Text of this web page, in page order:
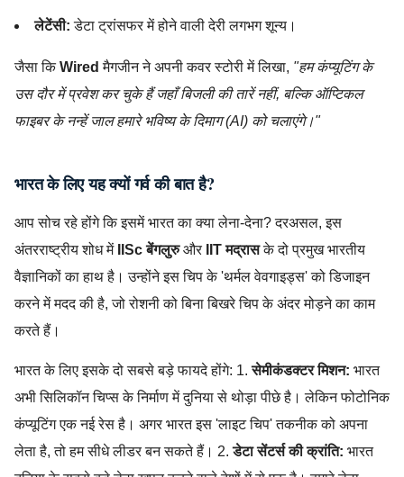
लेटेंसी: डेटा ट्रांसफर में होने वाली देरी लगभग शून्य।
जैसा किWired मैगजीन ने अपनी कवर स्टोरी में लिखा, "हम कंप्यूटिंग के
उस दौर में प्रवेश कर चुके हैं जहाँ बिजली की तारें नहीं, बल्कि ऑप्टिकल
फाइबर के नन्हें जाल हमारे भविष्य के दिमाग (AI) को चलाएंगे।"
भारत के लिए यह क्यों गर्व की बात है?
आप सोच रहे होंगे कि इसमें भारत का क्या लेना-देना? दरअसल, इस
अंतरराष्ट्रीय शोध में
IISc बेंगलुरुऔर IIT मद्रासके दो प्रमुख भारतीय
वैज्ञानिकों का हाथ है। उन्होंने इस चिप के 'थर्मल वेवगाइड्स' को डिजाइन
करने में मदद की है, जो रोशनी को बिना बिखरे चिप के अंदर मोड़ने का काम
करते हैं।
भारत के लिए इसके दो सबसे बड़े फायदे होंगे: 1.सेमीकंडक्टर मिशन: भारत
अभी सिलिकॉन चिप्स के निर्माण में दुनिया से थोड़ा पीछे है। लेकिन फोटोनिक
कंप्यूटिंग एक नई रेस है। अगर भारत इस 'लाइट चिप' तकनीक को अपना
लेता है, तो हम सीधे लीडर बन सकते हैं। 2.डेटा सेंटर्स की क्रांति: भारत